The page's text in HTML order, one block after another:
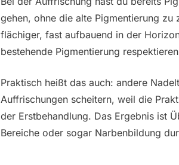
gehen, ohne die alte Pigmentierung
flächiger, fast aufbauend in der
bestehende Pigmentierung
Praktisch heißt das auch: andere
Auffrischungen scheitern, weil die
der Erstbehandlung. Das Ergebnis ist
Bereiche oder sogar Narbenbildung